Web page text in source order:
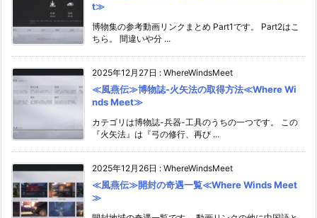
t≫
博物集の参考動画リンクまとめ Part1です。 Part2はこ
ちら。 間違いや分 ...
2025年12月27日 : WhereWindsMeet
≪風燕伝≫博物誌-火矢法の取得方法≪Where Wi
nds Meet≫
カテゴリは博物誌-兵器-工具のうちの一つです。 この
『火矢法』は『弓の修行、再び ...
2025年12月26日 : WhereWindsMeet
≪風燕伝≫開封の奇遇一覧≪Where Winds Meet
≫